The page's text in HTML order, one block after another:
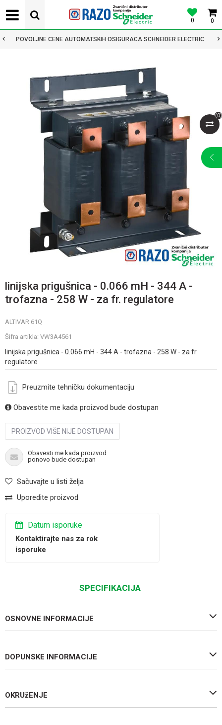
0
0
POVOLJNE CENE AUTOMATSKIH OSIGURACA SCHNEIDER ELECTRIC
(0)
linijska prigušnica - 0.066 mH - 344 A -
trofazna - 258 W - za fr. regulatore
ALTIVAR 61Q
Šifra artikla: VW3A4561
linijska prigušnica - 0.066 mH - 344 A - trofazna - 258 W - za fr.
regulatore
Preuzmite tehničku dokumentaciju
Obavestite me kada proizvod bude dostupan
PROIZVOD VIŠE NIJE DOSTUPAN
Obavesti me kada proizvod
ponovo bude dostupan
Sačuvajte u listi želja
Uporedite proizvod
Datum isporuke
Kontaktirajte nas za rok
isporuke
SPECIFIKACIJA
OSNOVNE INFORMACIJE
DOPUNSKE INFORMACIJE
OKRUžENJE